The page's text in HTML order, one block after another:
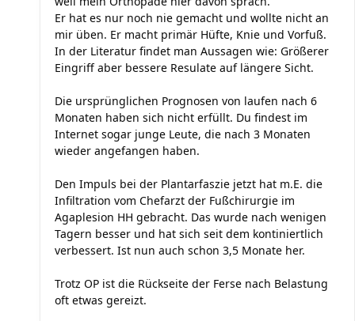
Er hat es nur noch nie gemacht und wollte nicht an
mir üben. Er macht primär Hüfte, Knie und Vorfuß.
In der Literatur findet man Aussagen wie: Größerer
Eingriff aber bessere Resulate auf längere Sicht.
Die ursprünglichen Prognosen von laufen nach 6
Monaten haben sich nicht erfüllt. Du findest im
Internet sogar junge Leute, die nach 3 Monaten
wieder angefangen haben.
Den Impuls bei der Plantarfaszie jetzt hat m.E. die
Infiltration vom Chefarzt der Fußchirurgie im
Agaplesion HH gebracht. Das wurde nach wenigen
Tagern besser und hat sich seit dem kontiniertlich
verbessert. Ist nun auch schon 3,5 Monate her.
Trotz OP ist die Rückseite der Ferse nach Belastung
oft etwas gereizt.